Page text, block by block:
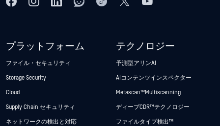
プラットフォーム
ファイル・セキュリティ
Storage Security
Cloud
Supply Chain セキュリティ
ネットワークの検出と対応
テクノロジー
予測型アリンAI
AIコンテンツインスペクター
Metascan™ Multiscanning
ディープCDR™テクノロジー
ファイルタイプ検出™